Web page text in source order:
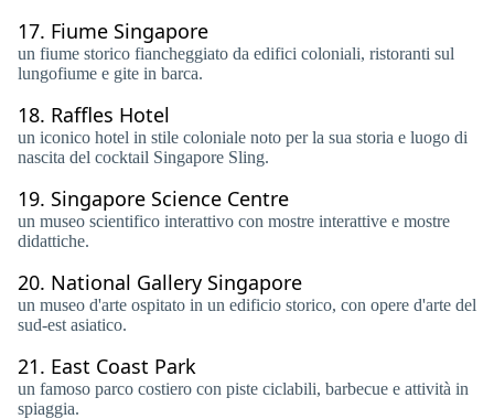
17. Fiume Singapore
un fiume storico fiancheggiato da edifici coloniali, ristoranti sul
lungofiume e gite in barca.
18. Raffles Hotel
un iconico hotel in stile coloniale noto per la sua storia e luogo di
nascita del cocktail Singapore Sling.
19. Singapore Science Centre
un museo scientifico interattivo con mostre interattive e mostre
didattiche.
20. National Gallery Singapore
un museo d'arte ospitato in un edificio storico, con opere d'arte del
sud-est asiatico.
21. East Coast Park
un famoso parco costiero con piste ciclabili, barbecue e attività in
spiaggia.